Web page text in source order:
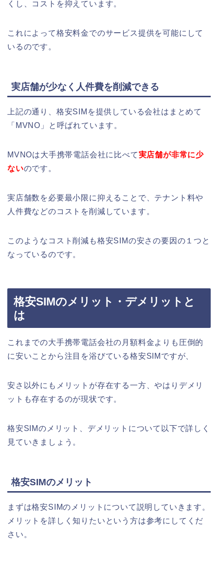
くし、コストを抑えています。
これによって格安料金でのサービス提供を可能にして
いるのです。
実店舗が少なく人件費を削減できる
上記の通り、格安SIMを提供している会社はまとめて
「MVNO」と呼ばれています。
MVNOは大手携帯電話会社に比べて実店舗が非常に少
ないのです。
実店舗数を必要最小限に抑えることで、テナント料や
人件費などのコストを削減しています。
このようなコスト削減も格安SIMの安さの要因の１つと
なっているのです。
格安SIMのメリット・デメリットと
は
これまでの大手携帯電話会社の月額料金よりも圧倒的
に安いことから注目を浴びている格安SIMですが、
安さ以外にもメリットが存在する一方、やはりデメリ
ットも存在するのが現状です。
格安SIMのメリット、デメリットについて以下で詳しく
見ていきましょう。
格安SIMのメリット
まずは格安SIMのメリットについて説明していきます。
メリットを詳しく知りたいという方は参考にしてくだ
さい。